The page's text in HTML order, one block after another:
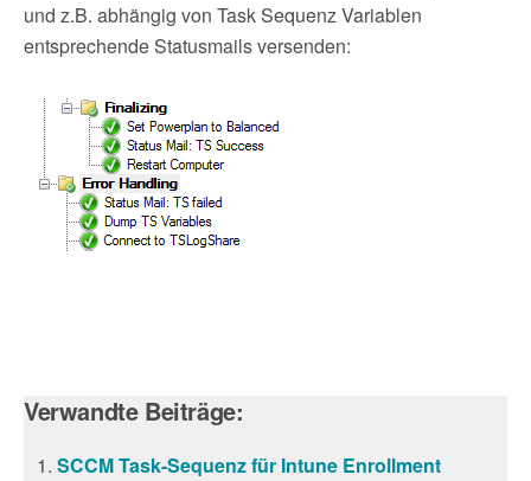
und z.B. abhängig von Task Sequenz Variablen
entsprechende Statusmails versenden:
Verwandte Beiträge:
SCCM Task-Sequenz für Intune Enrollment